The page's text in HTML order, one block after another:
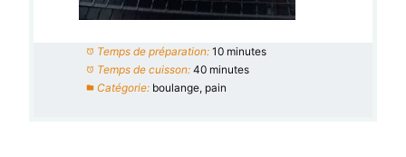
Temps de préparation: 10 minutes
Temps de cuisson: 40 minutes
Catégorie: boulange, pain